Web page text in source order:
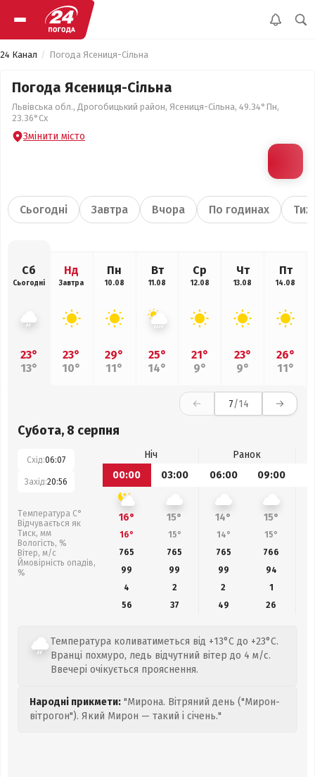
24 Канал Погода Ясениця-Сільна
Погода Ясениця-Сільна
Львівська обл., Дрогобицький район, Ясениця-Сільна, 49.34°Пн,
23.36°Сх
Змінити місто
Сьогодні Завтра Вчора По годинах
Сб
Сьогодні
23°
13°
Нд
Завтра
23°
10°
Пн
10.08
29°
11°
Вт
11.08
25°
14°
Ср
12.08
21°
9°
Чт
13.08
23°
9°
Пт
14.08
26°
11°
7/14
Субота, 8 серпня
Схід:06:07
Захід:20:56
Температура С°
Відчувається як
Тиск, мм
Вологість, %
Вітер, м/с
Ймовірність опадів,
%
Ніч
Ранок
00:00
03:00 06:00 09:00
16° 15° 14° 15°
16° 15° 14° 15°
765
765 765 766
99
99 99 94
4
2 2
1
56
37 49 26
Температура коливатиметься від +13°C до +23°C.
Вранці похмуро, ледь відчутний вітер до 4 м/с.
Ввечері очікується прояснення.
Народні прикмети: "Мирона. Вітряний день ("Мирон-
вітрогон"). Який Мирон — такий і січень."